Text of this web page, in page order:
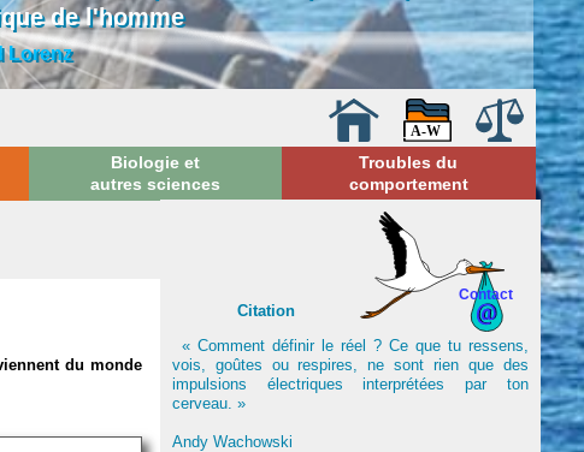
de l'homme
Lorenz
Biologie et
autres sciences
Troubles du
comportement
du monde
Contact
Citation
« Comment définir le réel ? Ce que tu ressens,
vois, goûtes ou respires, ne sont rien que des
impulsions électriques interprétées par ton
cerveau. »
Andy Wachowski